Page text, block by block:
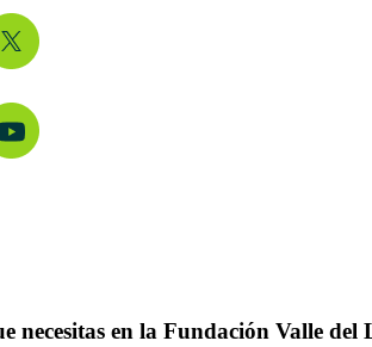
necesitas en la Fundación Valle del